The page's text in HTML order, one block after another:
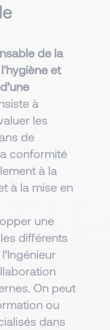
de la
et
à
les
de
conformité
à la
à la mise en
une
différents
On peut
ou
dans